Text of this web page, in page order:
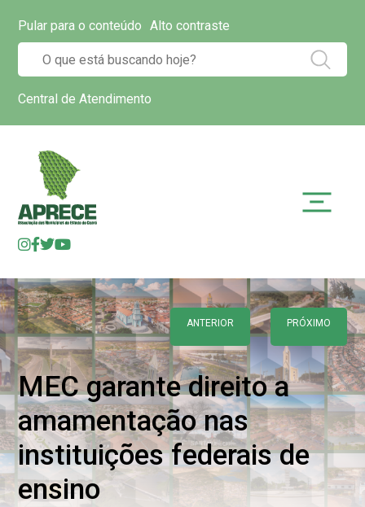
Pular para o conteúdo Alto contraste
Central de Atendimento
ANTERIOR PRÓXIMO
MEC garante direito a
amamentação nas
instituições federais de
ensino